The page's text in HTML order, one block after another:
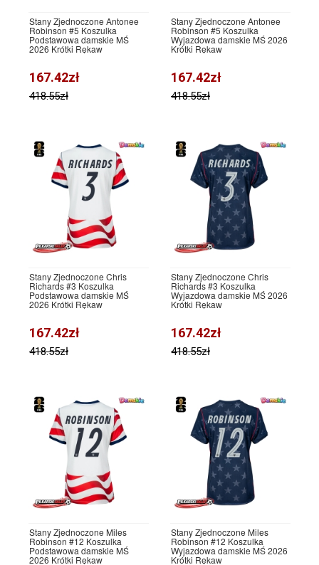
Stany Zjednoczone Antonee
Robinson #5 Koszulka
Podstawowa damskie MŚ
2026 Krótki Rękaw
167.42zł
418.55zł
Stany Zjednoczone Antonee
Robinson #5 Koszulka
Wyjazdowa damskie MŚ 2026
Krótki Rękaw
167.42zł
418.55zł
Stany Zjednoczone Chris
Richards #3 Koszulka
Podstawowa damskie MŚ
2026 Krótki Rękaw
167.42zł
418.55zł
Stany Zjednoczone Chris
Richards #3 Koszulka
Wyjazdowa damskie MŚ 2026
Krótki Rękaw
167.42zł
418.55zł
Stany Zjednoczone Miles
Robinson #12 Koszulka
Podstawowa damskie MŚ
2026 Krótki Rękaw
Stany Zjednoczone Miles
Robinson #12 Koszulka
Wyjazdowa damskie MŚ 2026
Krótki Rękaw